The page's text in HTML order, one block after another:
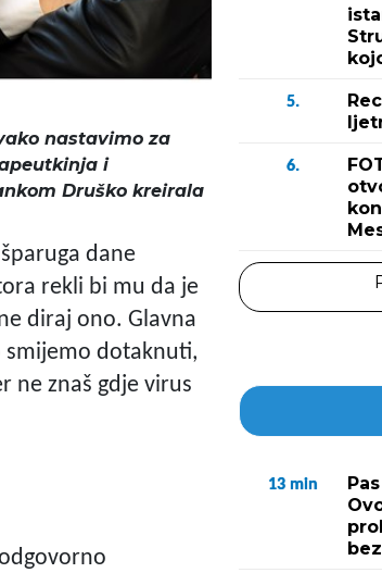
nastavimo za
i
Druško kreirala
dane
rekli bi mu da je
diraj ono. Glavna
smijemo dotaknuti,
ne znaš gdje virus
5.
6.
13 min